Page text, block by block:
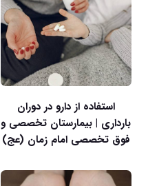
استفاده از دارو در دوران
بارداری | بیمارستان تخصصی و
فوق تخصصی امام زمان (عج)